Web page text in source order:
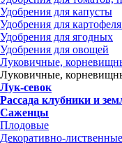
Удобрения для капусты
Удобрения для
Удобрения для ягодных
Удобрения для овощей
Луковичные,
Луковичные,
Лук-севок
Рассада клубники и
Саженцы
Плодовые
Декоративно-лиственные